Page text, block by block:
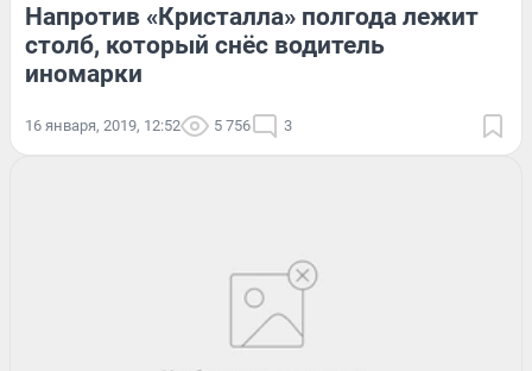
Напротив «Кристалла» полгода лежит
столб, который снёс водитель
иномарки
16 января, 2019, 12:52 5 756 3